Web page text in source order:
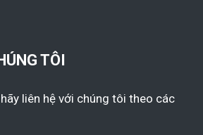
TÔI
liên hệ với chúng tôi theo các